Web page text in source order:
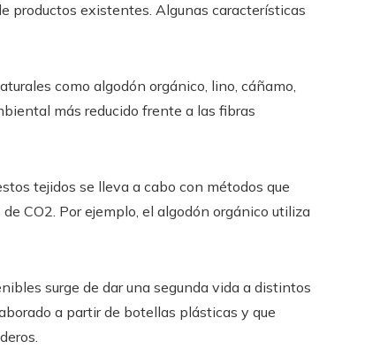
productos existentes. Algunas características
como algodón orgánico, lino, cáñamo,
más reducido frente a las fibras
tejidos se lleva a cabo con métodos que
CO2. Por ejemplo, el algodón orgánico utiliza
surge de dar una segunda vida a distintos
a partir de botellas plásticas y que